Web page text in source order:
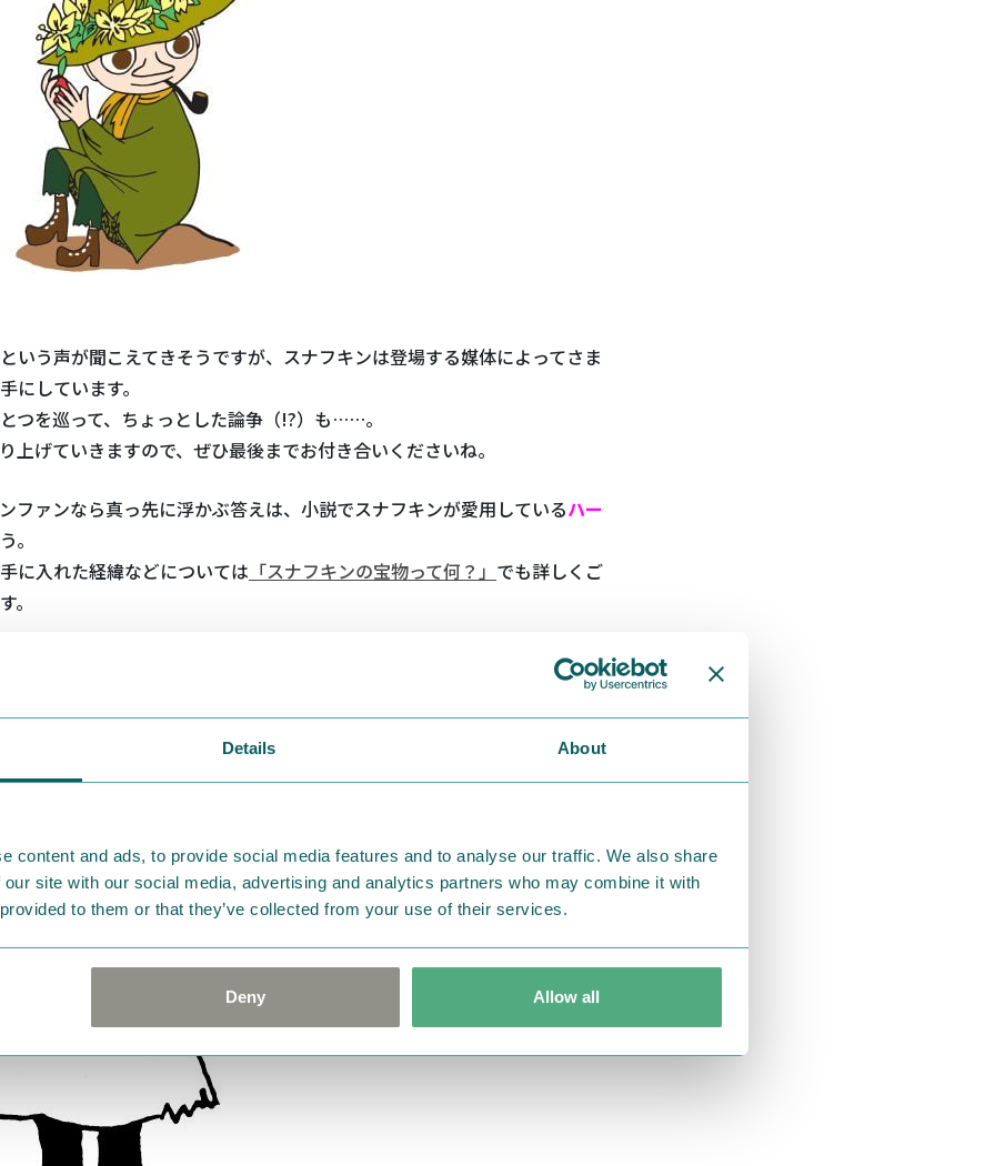
Details About
content and ads, to provide social media features and to analyse our traffic. We also share
site with our social media, advertising and analytics partners who may combine it with
to them or that they’ve collected from your use of their services.
Deny Allow all
いう声が聞こえてきそうですが、スナフキンは登場する媒体によってさま
にしています。
つを巡って、ちょっとした論争（!?）も……。
上げていきますので、ぜひ最後までお付き合いくださいね。
ファンなら真っ先に浮かぶ答えは、小説でスナフキンが愛用しているハー
。
に入れた経緯などについては 「スナフキンの宝物って何？」 でも詳しくご
。